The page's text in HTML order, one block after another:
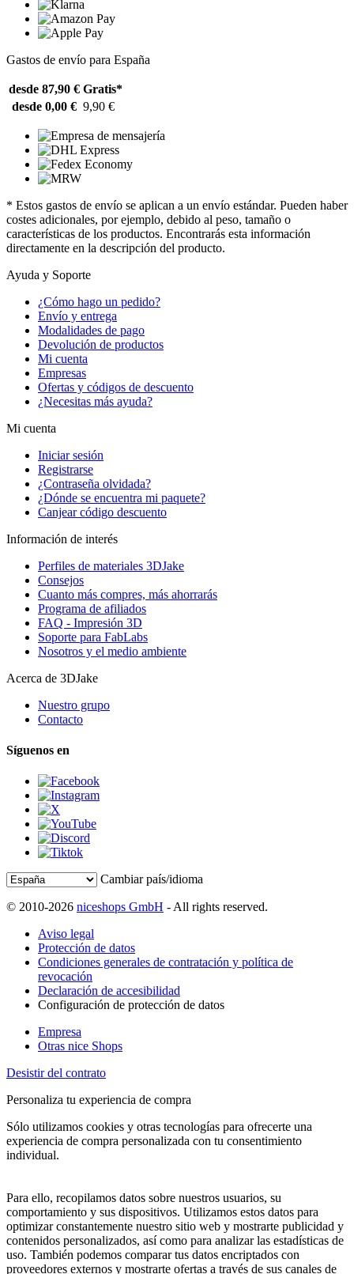
Gastos de envío para España
desde 87,90 € Gratis*
desde 0,00 € 9,90 €
* Estos gastos de envío se aplican a un envío estándar. Pueden haber
costes adicionales, por ejemplo, debido al peso, tamaño o
características de los productos. Encontrarás esta información
directamente en la descripción del producto.
Ayuda y Soporte
¿Cómo hago un pedido?
Envío y entrega
Modalidades de pago
Devolución de productos
Mi cuenta
Empresas
Ofertas y códigos de descuento
¿Necesitas más ayuda?
Mi cuenta
Iniciar sesión
Registrarse
¿Contraseña olvidada?
¿Dónde se encuentra mi paquete?
Canjear código descuento
Información de interés
Perfiles de materiales 3DJake
Consejos
Cuanto más compres, más ahorrarás
Programa de afiliados
FAQ - Impresión 3D
Soporte para FabLabs
Nosotros y el medio ambiente
Acerca de 3DJake
Nuestro grupo
Contacto
Síguenos en
Cambiar país/idioma
© 2010-2026 niceshops GmbH - All rights reserved.
Aviso legal
Protección de datos
Condiciones generales de contratación y política de
revocación
Declaración de accesibilidad
Configuración de protección de datos
Empresa
Otras nice Shops
Desistir del contrato
Personaliza tu experiencia de compra
Sólo utilizamos cookies y otras tecnologías para ofrecerte una
experiencia de compra personalizada con tu consentimiento
individual.
Para ello, recopilamos datos sobre nuestros usuarios, su
comportamiento y sus dispositivos. Utilizamos estos datos para
optimizar constantemente nuestro sitio web y mostrarte publicidad y
contenidos personalizados, así como para analizar las estadísticas de
uso. También podemos comparar tus datos encriptados con
proveedores externos y mostrarte ofertas a través de sus canales de